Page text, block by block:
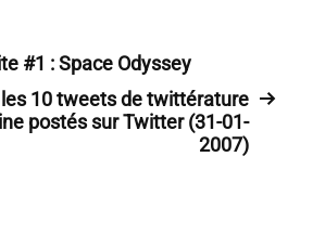
#1 : Space Odyssey
10 tweets de twittérature
postés sur Twitter (31-01-
2007)